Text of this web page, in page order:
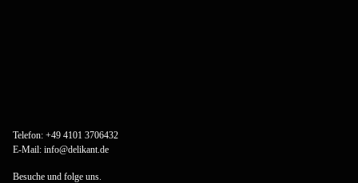
Telefon: +49 4101 3706432
E-Mail: info@delikant.de
Besuche und folge uns.